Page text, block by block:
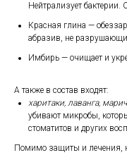
Нейтрализует бактерии.
Красная глина —
абразив, не
Имбирь — очищает и
А также в состав входят:
харитаки, лаванга,
убивают микробы,
стоматитов и других
Помимо защиты и лечения,